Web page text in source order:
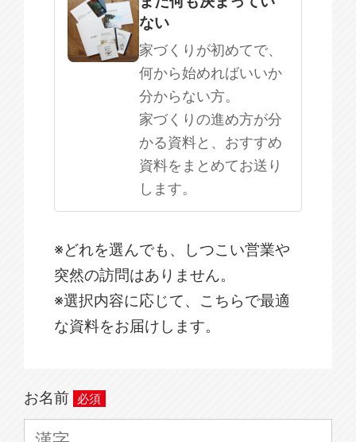
ない
家づくりが初めてで、
何から始めればいいか
分からない方。
家づくりの進め方が分
かる資料と、おすすめ
資料をまとめてお送り
します。
※どれを選んでも、しつこい営業や
突然の訪問はありません。
※選択内容に応じて、こちらで最適
な資料をお届けします。
お名前